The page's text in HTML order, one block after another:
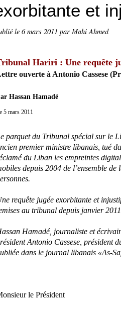
et
le 6 mars 2011 par Mahi Ahmed
Hariri : Une requête
ouverte à Antonio Cassese
Hassan Hamadé
5 mars 2011
parquet du Tribunal spécial sur le
premier ministre libanais, tué
du Liban les empreintes
depuis 2004 de l’ensemble
requête jugée exorbitante et
au tribunal depuis janvier
Hamadé, journaliste et
Antonio Cassese, président
dans le journal libanais «As-
le Président